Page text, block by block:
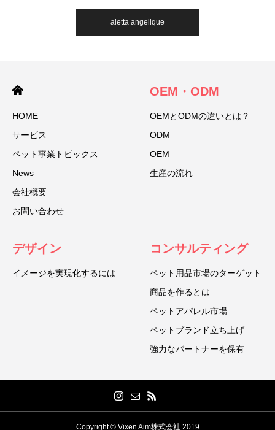
aletta angelique
HOME
サービス
ペット事業トピックス
News
会社概要
お問い合わせ
OEM・ODM
OEMとODMの違いとは？
ODM
OEM
生産の流れ
デザイン
イメージを実現化するには
コンサルティング
ペット用品市場のターゲット
商品を作るとは
ペットアパレル市場
ペットブランド立ち上げ
強力なパートナーを保有
Copyright © Vixen Aim株式会社 2019